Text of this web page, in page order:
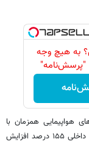
به هیچ وجه
"پرسش‌نامه"
همزمان با
کاهش استفاده از ظرفیت هواپیما، قیمت بلیت پروازهای داخلی ۱۵۵ درصد افزایش